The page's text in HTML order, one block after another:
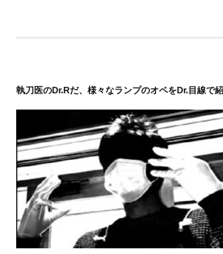
執刀医のDr.Rだ、様々なランプのオペをDr.目線で